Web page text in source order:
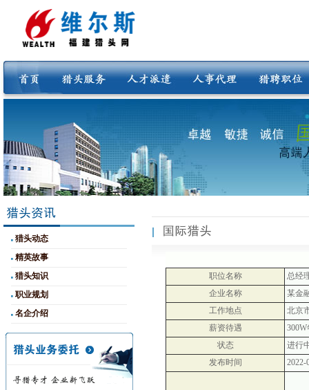
猎头动态
精英故事
猎头知识
职业规划
名企介绍
职位名称
总经
企业名称
某金
工作地点
北京
薪资待遇
状态
进行
发布时间
2022-